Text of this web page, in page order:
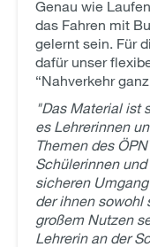
Genau wie
das Fahren mit
gelernt sein. Für
dafür unser
“Nahverkehr
"Das Material ist
es Lehrerinnen
Themen des
Schülerinnen
sicheren
der ihnen sowohl
großem Nutzen
Lehrerin an der